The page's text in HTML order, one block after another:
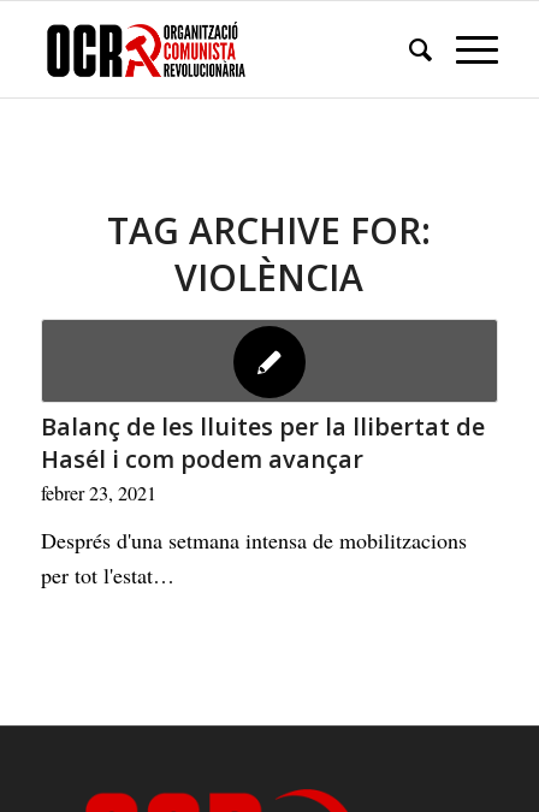
TAG ARCHIVE FOR:
VIOLÈNCIA
Balanç de les lluites per la llibertat de
Hasél i com podem avançar
febrer 23, 2021
Després d'una setmana intensa de mobilitzacions
per tot l'estat…